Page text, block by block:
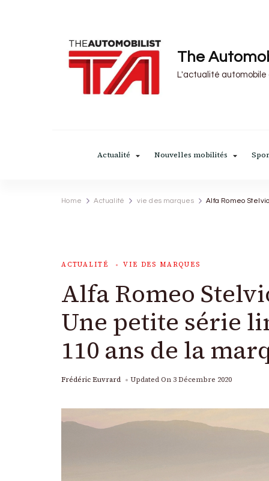
The
L'actualité automobile
Actualité Nouvelles mobilités
Home Actualité vie des marques Alfa Romeo
ACTUALITÉ VIE DES MARQUES
Alfa Romeo
Une petite série
110 ans de la
Frédéric Euvrard Updated On 3 Décembre 2020